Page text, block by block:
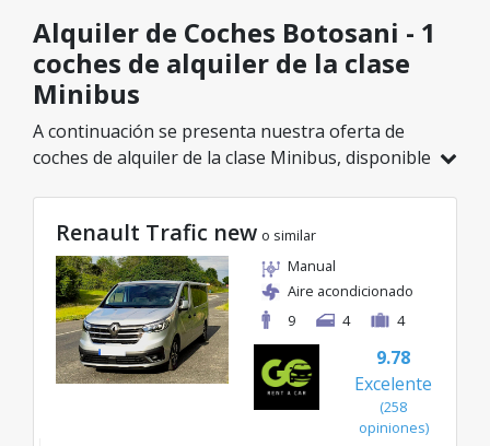
Alquiler de Coches Botosani - 1
coches de alquiler de la clase
Minibus
A continuación se presenta nuestra oferta de
coches de alquiler de la clase Minibus, disponible
categoría seleccionada, con tarifas excelentes
desde solo 87€/día.
Renault Trafic new o similar
Manual
Aire acondicionado
9
4 4
9.78
Excelente
(258
opiniones)